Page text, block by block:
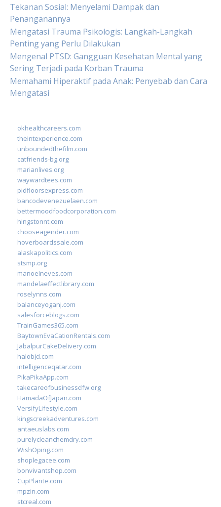
Tekanan Sosial: Menyelami Dampak dan
Penanganannya
Mengatasi Trauma Psikologis: Langkah-Langkah
Penting yang Perlu Dilakukan
Mengenal PTSD: Gangguan Kesehatan Mental yang
Sering Terjadi pada Korban Trauma
Memahami Hiperaktif pada Anak: Penyebab dan Cara
Mengatasi
okhealthcareers.com
theintexperience.com
unboundedthefilm.com
catfriends-bg.org
marianlives.org
waywardtees.com
pidfloorsexpress.com
bancodevenezuelaen.com
bettermoodfoodcorporation.com
hingstonnt.com
chooseagender.com
hoverboardssale.com
alaskapolitics.com
stsmp.org
manoelneves.com
mandelaeffectlibrary.com
roselynns.com
balanceyoganj.com
salesforceblogs.com
TrainGames365.com
BaytownEvaCationRentals.com
JabalpurCakeDelivery.com
halobjd.com
intelligenceqatar.com
PikaPikaApp.com
takecareofbusinessdfw.org
HamadaOfJapan.com
VersifyLifestyle.com
kingscreekadventures.com
antaeuslabs.com
purelycleanchemdry.com
WishOping.com
shoplegacee.com
bonvivantshop.com
CupPlante.com
mpzin.com
stcreal.com